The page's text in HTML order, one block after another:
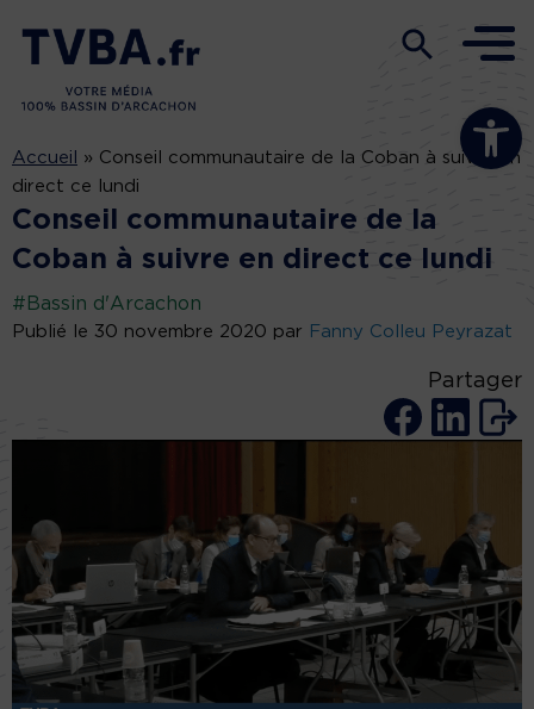
Ouvrir la
Accueil » Conseil communautaire de la Coban à suivre en
direct ce lundi
Conseil communautaire de la
Coban à suivre en direct ce lundi
#Bassin d'Arcachon
Publié le 30 novembre 2020 par Fanny Colleu Peyrazat
Partager